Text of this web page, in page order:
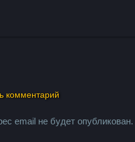
комментарий
email не будет опубликован.